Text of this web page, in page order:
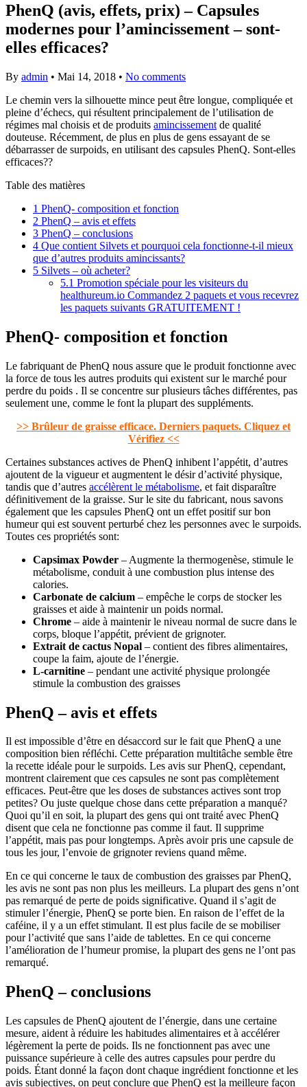
PhenQ (avis, effets, prix) – Capsules
modernes pour l’amincissement – sont-
elles efficaces?
By admin • Mai 14, 2018 • No comments
Le chemin vers la silhouette mince peut être longue, compliquée et
pleine d’échecs, qui résultent principalement de l’utilisation de
régimes mal choisis et de produits amincissement de qualité
douteuse. Récemment, de plus en plus de gens essayant de se
débarrasser de surpoids, en utilisant des capsules PhenQ. Sont-elles
efficaces??
Table des matières
1 PhenQ- composition et fonction
2 PhenQ – avis et effets
3 PhenQ – conclusions
4 Que contient Silvets et pourquoi cela fonctionne-t-il mieux
que d’autres produits amincissants?
5 Silvets – où acheter?
5.1 Promotion spéciale pour les visiteurs du
healthureum.io Commandez 2 paquets et vous recevrez
les paquets suivants GRATUITEMENT !
PhenQ- composition et fonction
Le fabriquant de PhenQ nous assure que le produit fonctionne avec
la force de tous les autres produits qui existent sur le marché pour
perdre du poids . Il se concentre sur plusieurs tâches différentes, pas
seulement une, comme le font la plupart des suppléments.
>> Brûleur de graisse efficace. Derniers paquets. Cliquez et
Vérifiez <<
Certaines substances actives de PhenQ inhibent l’appétit, d’autres
ajoutent de la vigueur et augmentent le désir d’activité physique,
tandis que d’autres accélèrent le métabolisme, et fait disparaître
définitivement de la graisse. Sur le site du fabricant, nous savons
également que les capsules PhenQ ont un effet positif sur bon
humeur qui est souvent perturbé chez les personnes avec le surpoids.
Toutes ces propriétés sont:
Capsimax Powder – Augmente la thermogenèse, stimule le
métabolisme, conduit à une combustion plus intense des
calories.
Carbonate de calcium – empêche le corps de stocker les
graisses et aide à maintenir un poids normal.
Chrome – aide à maintenir le niveau normal de sucre dans le
corps, bloque l’appétit, prévient de grignoter.
Extrait de cactus Nopal – contient des fibres alimentaires,
coupe la faim, ajoute de l’énergie.
L-carnitine – pendant une activité physique prolongée
stimule la combustion des graisses
PhenQ – avis et effets
Il est impossible d’être en désaccord sur le fait que PhenQ a une
composition bien réfléchi. Cette préparation multitâche semble être
la recette idéale pour le surpoids. Les avis sur PhenQ, cependant,
montrent clairement que ces capsules ne sont pas complètement
efficaces. Peut-être que les doses de substances actives sont trop
petites? Ou juste quelque chose dans cette préparation a manqué?
Quoi qu’il en soit, la plupart des gens qui ont traité avec PhenQ
disent que cela ne fonctionne pas comme il faut. Il supprime
l’appétit, mais pas pour longtemps. Après avoir pris une capsule de
tous les jour, l’envoie de grignoter reviens quand même.
En ce qui concerne le taux de combustion des graisses par PhenQ,
les avis ne sont pas non plus les meilleurs. La plupart des gens n’ont
pas remarqué de perte de poids significative. Quand il s’agit de
stimuler l’énergie, PhenQ se porte bien. En raison de l’effet de la
caféine, il y a un effet stimulant. Il est plus facile de se mobiliser
pour l’activité que sans l’aide de tablettes. En ce qui concerne
l’amélioration de l’humeur promise, la plupart des gens ne l’ont pas
remarqué.
PhenQ – conclusions
Les capsules de PhenQ ajoutent de l’énergie, dans une certaine
mesure, aident à réduire les habitudes alimentaires et à accélérer
légèrement la perte de poids. Ils ne fonctionnent pas avec une
puissance supérieure à celle des autres capsules pour perdre du
poids. Étant donné la façon dont chaque ingrédient fonctionne et les
avis subjectives, on peut conclure que PhenQ est la meilleure façon